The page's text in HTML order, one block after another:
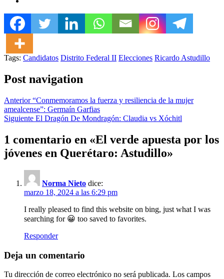
Tags: Candidatos Distrito Federal II Elecciones Ricardo Astudillo
Post navigation
Anterior“Conmemoramos la fuerza y resiliencia de la mujer
amealcense”: Germaín Garfias
Siguiente El Dragón De Mondragón: Claudia vs Xóchitl
1 comentario en «El verde apuesta por los
jóvenes en Querétaro: Astudillo»
Norma Nieto dice:
marzo 18, 2024 a las 6:29 pm
I really pleased to find this website on bing, just what I was
searching for 😀 too saved to favorites.
Responder
Deja un comentario
Tu dirección de correo electrónico no será publicada. Los campos